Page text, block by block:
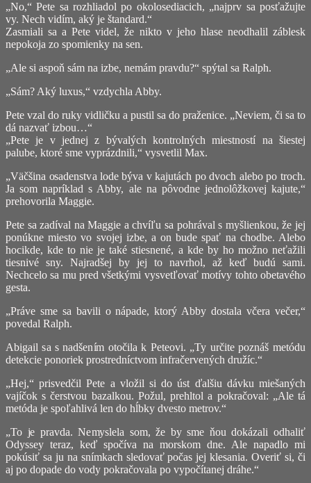
„No,“ Pete sa rozhliadol po okolosediacich, „najprv sa posťažujte
vy. Nech vidím, aký je štandard.“
Zasmiali sa a Pete videl, že nikto v jeho hlase neodhalil záblesk
nepokoja zo spomienky na sen.
„Ale si aspoň sám na izbe, nemám pravdu?“ spýtal sa Ralph.
„Sám? Aký luxus,“ vzdychla Abby.
Pete vzal do ruky vidličku a pustil sa do praženice. „Neviem, či sa to
dá nazvať izbou…“
„Pete je v jednej z bývalých kontrolných miestností na šiestej
palube, ktoré sme vyprázdnili,“ vysvetlil Max.
„Väčšina osadenstva lode býva v kajutách po dvoch alebo po troch.
Ja som napríklad s Abby, ale na pôvodne jednolôžkovej kajute,“
prehovorila Maggie.
Pete sa zadíval na Maggie a chvíľu sa pohrával s myšlienkou, že jej
ponúkne miesto vo svojej izbe, a on bude spať na chodbe. Alebo
hocikde, kde to nie je také stiesnené, a kde by ho možno neťažili
tiesnivé sny. Najradšej by jej to navrhol, až keď budú sami.
Nechcelo sa mu pred všetkými vysvetľovať motívy tohto obetavého
gesta.
„Práve sme sa bavili o nápade, ktorý Abby dostala včera večer,“
povedal Ralph.
Abigail sa s nadšením otočila k Peteovi. „Ty určite poznáš metódu
detekcie ponoriek prostredníctvom infračervených družíc.“
„Hej,“ prisvedčil Pete a vložil si do úst ďalšiu dávku miešaných
vajíčok s čerstvou bazalkou. Požul, prehltol a pokračoval: „Ale tá
metóda je spoľahlivá len do hĺbky dvesto metrov.“
„To je pravda. Nemyslela som, že by sme ňou dokázali odhaliť
Odyssey teraz, keď spočíva na morskom dne. Ale napadlo mi
pokúsiť sa ju na snímkach sledovať počas jej klesania. Overiť si, či
aj po dopade do vody pokračovala po vypočítanej dráhe.“